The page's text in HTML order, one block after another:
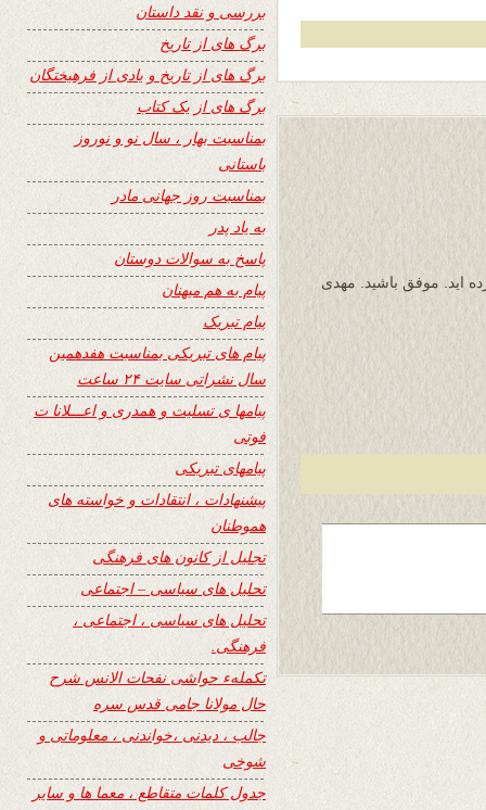
اید. موفق باشید. مهدی
بررسی و نقد داستان
برگ های از تاریخ
برگ های از تاریخ و یادی از فرهیختگان
برگ های از یک کتاب
بمناسبت بهار ، سال نو و نوروز
باستانی
بمناسبت روز جهانی مادر
به یاد پدر
پاسخ به سوالات دوستان
پیام به هم میهنان
پیام تبریک
پیام های تبریکی بمناسبت هفدهمین
سال نشراتی سایت ۲۴ ساعت
پیامها ی تسلیت و همدری و اعـــلانا ت
فوتی
پیامهای تبریکی
پیشنهادات ، انتقادات و خواسته های
هموطنان
تجلیل از کانون های فرهنگی
تحلیل های سیاسی – اجتماعی
تحلیل های سیاسی ، اجتماعی ،
فرهنگی.
تکملهء حواشی نفحات الانس شرح
حال مولانا جامی قدس سره
جالب ، دیدنی ،خواندنی ، معلوماتی و
شوخی
جدول کلمات متقاطع ، معما ها و سایر